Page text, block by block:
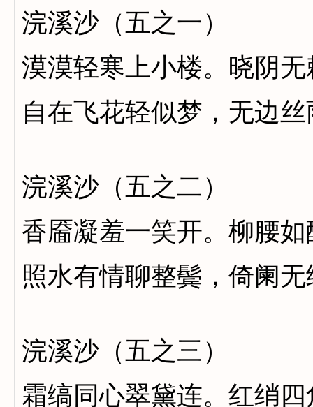
浣溪沙（五之一）
漠漠轻寒上小楼。晓阴
自在飞花轻似梦，无边
浣溪沙（五之二）
香靥凝羞一笑开。柳腰
照水有情聊整鬓，倚阑
浣溪沙（五之三）
霜缟同心翠黛连。红绡